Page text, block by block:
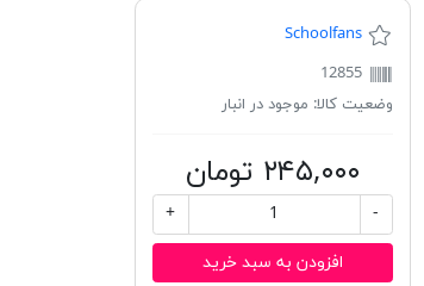
Schoolfans
12855
وضعیت کالا: موجود در انبار
۲۴۵,۰۰۰ تومان
-
+
افزودن به سبد خرید